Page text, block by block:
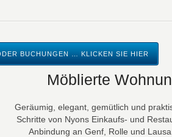
BUCHUNGEN … KLICKEN SIE HIER
Möblierte
Geräumig, elegant, gemütlich und
Schritte von Nyons Einkaufs- und
Anbindung an Genf, Rolle und